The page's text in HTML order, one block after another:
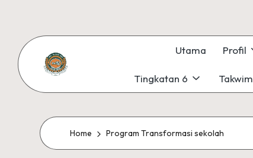
content
S
M
K
#SeMeSradiHati
Utama Profil
Tingkatan 6 Takwim
Home Program Transformasi sekolah